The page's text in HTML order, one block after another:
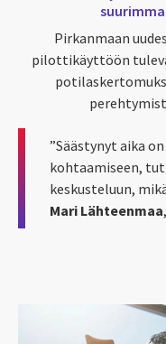
Pirkanmaan
pilottikäyttöön
”Säästynyt aika
kohtaamiseen,
keskusteluun,
Mari Lähteenmaa,